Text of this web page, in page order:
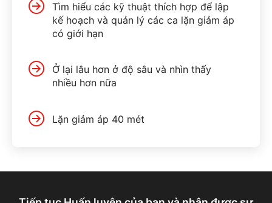
Tìm hiểu các kỹ thuật thích hợp để lập
kế hoạch và quản lý các ca lặn giảm áp
có giới hạn
Ở lại lâu hơn ở độ sâu và nhìn thấy
nhiều hơn nữa
Lặn giảm áp 40 mét